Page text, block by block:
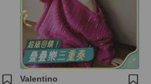
Valentino